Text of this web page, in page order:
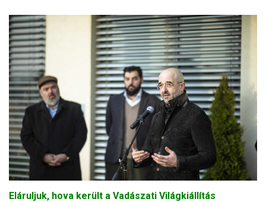
Eláruljuk, hova került a Vadászati Világkiállítás